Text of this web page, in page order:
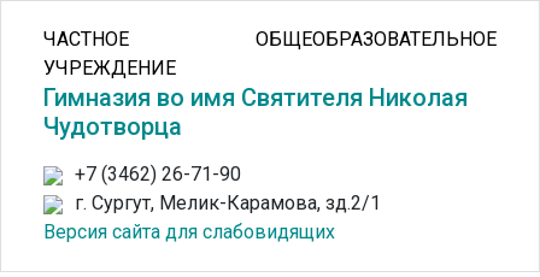
ЧАСТНОЕ ОБЩЕОБРАЗОВАТЕЛЬНОЕ
УЧРЕЖДЕНИЕ
Гимназия во имя Святителя Николая
Чудотворца
+7 (3462) 26-71-90
г. Сургут, Мелик-Карамова, зд.2/1
Версия сайта для слабовидящих